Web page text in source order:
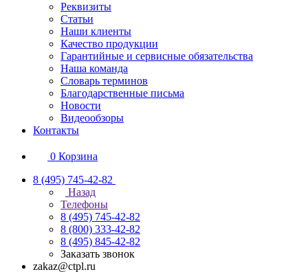
Реквизиты
Статьи
Наши клиенты
Качество продукции
Гарантийные и сервисные обязательства
Наша команда
Словарь терминов
Благодарственные письма
Новости
Видеообзоры
Контакты
0 Корзина
8 (495) 745-42-82
Назад
Телефоны
8 (495) 745-42-82
8 (800) 333-42-82
8 (495) 845-42-82
Заказать звонок
zakaz@ctpl.ru